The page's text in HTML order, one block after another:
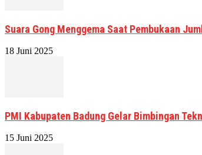
Suara Gong Menggema Saat Pembukaan
18 Juni 2025
PMI Kabupaten Badung Gelar Bimbingan
15 Juni 2025